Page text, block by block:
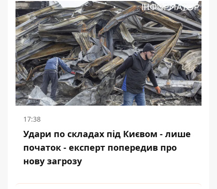
17:38
Удари по складах під Києвом - лише
початок - експерт попередив про
нову загрозу